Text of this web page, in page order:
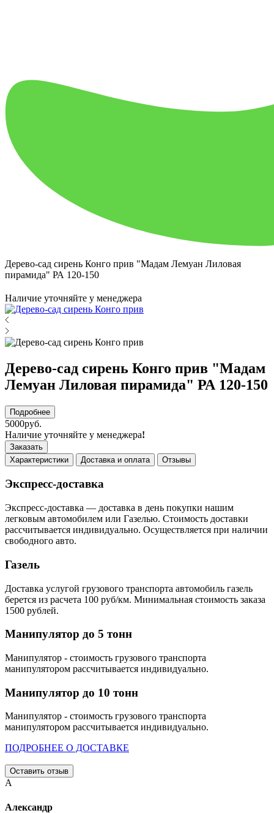
Дерево-сад сирень Конго прив "Мадам Лемуан Лиловая
пирамида" РА 120-150
Наличие уточняйте у менеджера
Дерево-сад сирень Конго прив "Мадам
Лемуан Лиловая пирамида" РА 120-150
Подробнее
5000руб.
Наличие уточняйте у менеджера!
Заказать
Характеристики
Доставка и оплата Отзывы
Экспресс-доставка
Экспресс-доставка — доставка в день покупки нашим
легковым автомобилем или Газелью. Стоимость доставки
рассчитывается индивидуально. Осуществляется при наличии
свободного авто.
Газель
Доставка услугой грузового транспорта автомобиль газель
берется из расчета 100 руб/км. Минимальная стоимость заказа
1500 рублей.
Манипулятор до 5 тонн
Манипулятор - стоимость грузового транспорта
манипулятором рассчитывается индивидуально.
Манипулятор до 10 тонн
Манипулятор - стоимость грузового транспорта
манипулятором рассчитывается индивидуально.
ПОДРОБНЕЕ О ДОСТАВКЕ
Оставить отзыв
А
Александр